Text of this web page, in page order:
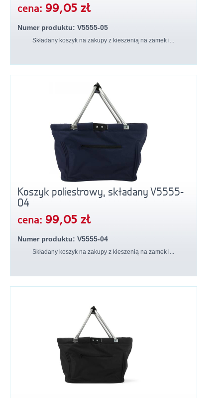
cena: 99,05 zł
Numer produktu: V5555-05
Składany koszyk na zakupy z kieszenią na zamek i...
Koszyk poliestrowy, składany V5555-
04
cena: 99,05 zł
Numer produktu: V5555-04
Składany koszyk na zakupy z kieszenią na zamek i...